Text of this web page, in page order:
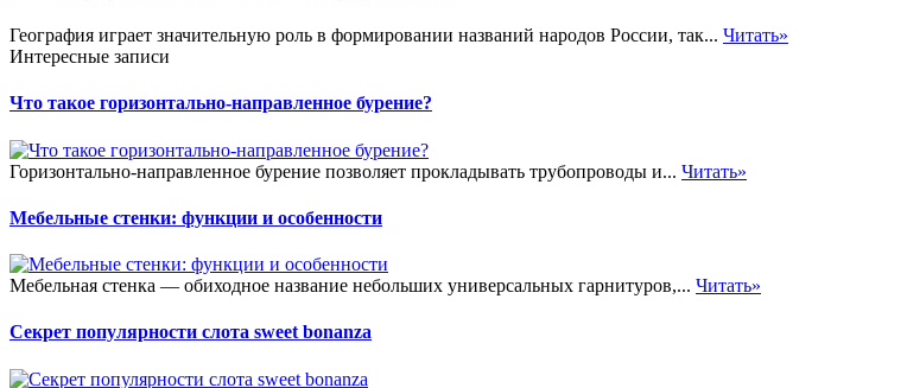
География играет значительную роль в формировании названий народов России, так... Читать»
Интересные записи
Что такое горизонтально-направленное бурение?
Горизонтально-направленное бурение позволяет прокладывать трубопроводы и... Читать»
Мебельные стенки: функции и особенности
Мебельная стенка — обиходное название небольших универсальных гарнитуров,... Читать»
Секрет популярности слота sweet bonanza